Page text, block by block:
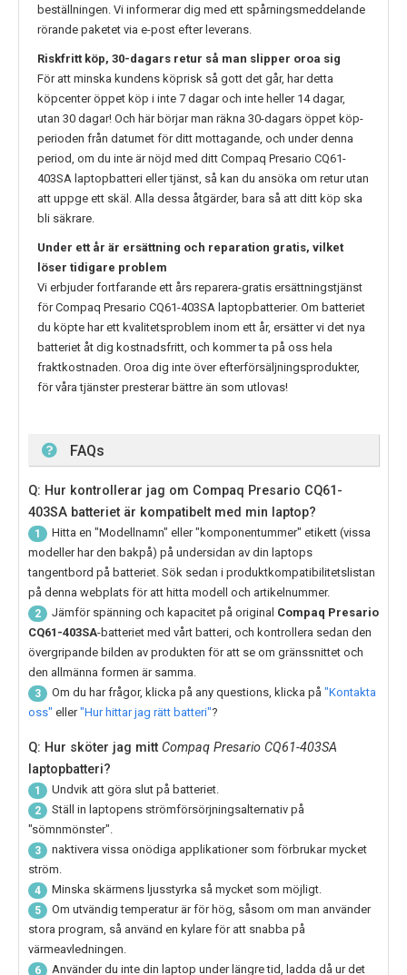
beställningen. Vi informerar dig med ett spårningsmeddelande
rörande paketet via e-post efter leverans.
Riskfritt köp, 30-dagars retur så man slipper oroa sig
För att minska kundens köprisk så gott det går, har detta
köpcenter öppet köp i inte 7 dagar och inte heller 14 dagar,
utan 30 dagar! Och här börjar man räkna 30-dagars öppet köp-
perioden från datumet för ditt mottagande, och under denna
period, om du inte är nöjd med ditt Compaq Presario CQ61-
403SA laptopbatteri eller tjänst, så kan du ansöka om retur utan
att uppge ett skäl. Alla dessa åtgärder, bara så att ditt köp ska
bli säkrare.
Under ett år är ersättning och reparation gratis, vilket
löser tidigare problem
Vi erbjuder fortfarande ett års reparera-gratis ersättningstjänst
förCompaq Presario CQ61-403SA laptopbatterier. Om batteriet
du köpte har ett kvalitetsproblem inom ett år, ersätter vi det nya
batteriet åt dig kostnadsfritt, och kommer ta på oss hela
fraktkostnaden. Oroa dig inte över efterförsäljningsprodukter,
för våra tjänster presterar bättre än som utlovas!
FAQs
Q: Hur kontrollerar jag om Compaq Presario CQ61-
403SA batteriet är kompatibelt med min laptop?
1
Hitta en "Modellnamn" eller "komponentummer" etikett (vissa
modeller har den bakpå) på undersidan av din laptops
tangentbord på batteriet. Sök sedan i produktkompatibilitetslistan
på denna webplats för att hitta modell och artikelnummer.
2 Jämför spänning och kapacitet på original Compaq Presario
CQ61-403SA-batteriet med vårt batteri, och kontrollera sedan den
övergripande bilden av produkten för att se om gränssnittet och
den allmänna formen är samma.
3 Om du har frågor, klicka på any questions, klicka på "Kontakta
oss" eller"Hur hittar jag rätt batteri"?
Q: Hur sköter jag mitt Compaq Presario CQ61-403SA
laptopbatteri?
1 Undvik att göra slut på batteriet.
2
Ställ in laptopens strömförsörjningsalternativ på
"sömnmönster".
3
naktivera vissa onödiga applikationer som förbrukar mycket
ström.
4 Minska skärmens ljusstyrka så mycket som möjligt.
5
Om utvändig temperatur är för hög, såsom om man använder
stora program, så använd en kylare för att snabba på
värmeavledningen.
6 Använder du inte din laptop under längre tid, ladda då ur det